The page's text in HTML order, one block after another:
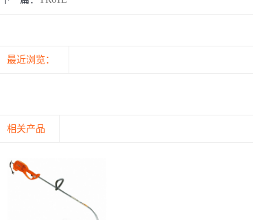
最近浏览：
相关产品